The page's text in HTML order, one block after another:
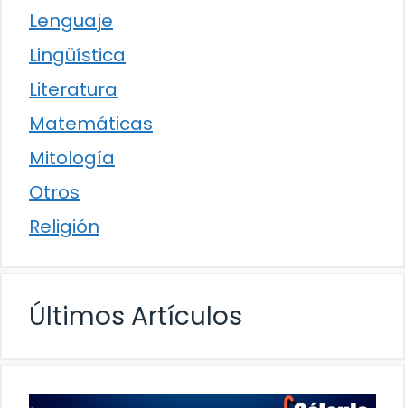
Lenguaje
Lingüística
Literatura
Matemáticas
Mitología
Otros
Religión
Últimos Artículos